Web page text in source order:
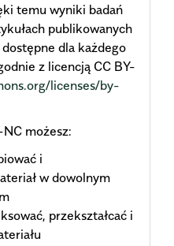
temu wyniki badań
publikowanych
dla każdego
z licencją CC BY-
licenses/by-
możesz:
i
w dowolnym
przekształcać i